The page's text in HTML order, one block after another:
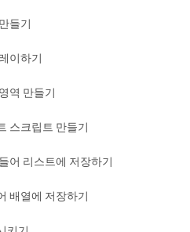
들기
이하기
역 만들기
스크립트 만들기
어 리스트에 저장하기
배열에 저장하기